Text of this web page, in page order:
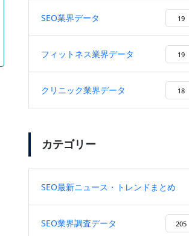
プロの取り組み【佐々木編】
SEO業界データ 19
フィットネス業界データ 19
クリニック業界データ 18
カテゴリー
SEO最新ニュース・トレンドまとめ
SEO業界調査データ 205